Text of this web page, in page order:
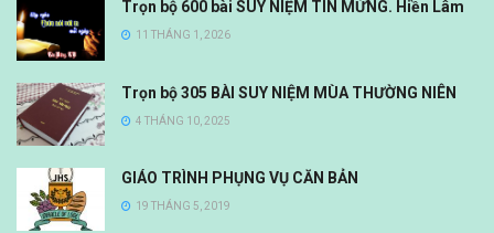
Trọn bộ 600 bài SUY NIỆM TIN MỪNG. Hiền Lâm
11 THÁNG 1, 2026
Trọn bộ 305 BÀI SUY NIỆM MÙA THƯỜNG NIÊN
4 THÁNG 10, 2025
GIÁO TRÌNH PHỤNG VỤ CĂN BẢN
19 THÁNG 5, 2019